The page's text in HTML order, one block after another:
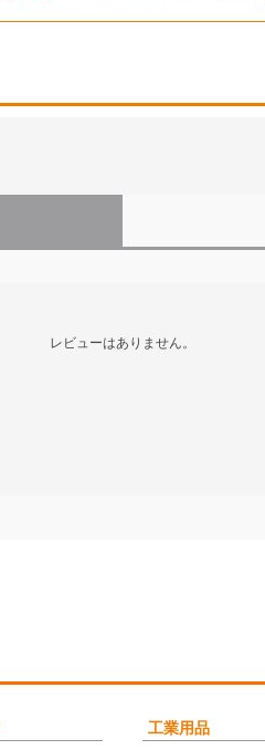
レビューはありません。
工業用品